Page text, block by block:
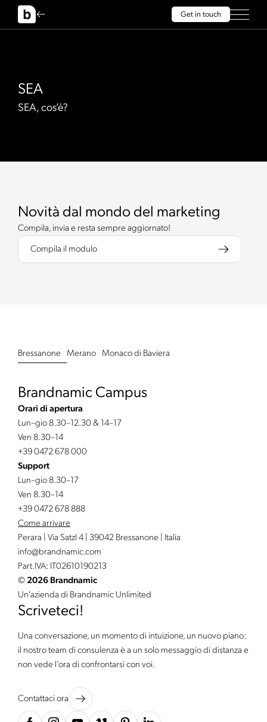
Get in touch
SEA
SEA, cos’è?
Novità dal mondo del marketing
Compila, invia e resta sempre aggiornato!
Compila il modulo
Bressanone Merano Monaco di Baviera
Brandnamic Campus
Orari di apertura
Lun–gio 8.30–12.30 & 14–17
Ven 8.30–14
+39 0472 678 000
Support
Lun–gio 8.30–17
Ven 8.30–14
+39 0472 678 888
Come arrivare
Perara | Via Satzl 4 | 39042 Bressanone | Italia
info@brandnamic.com
Part.IVA: IT02610190213
© 2026 Brandnamic
Un'azienda di Brandnamic Unlimited
Scriveteci!
Una conversazione, un momento di intuizione, un nuovo piano:
il nostro team di consulenza è a un solo messaggio di distanza e
non vede l’ora di confrontarsi con voi.
Contattaci ora